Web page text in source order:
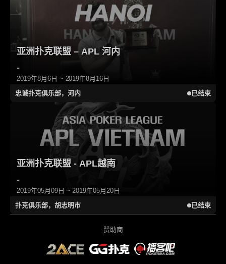
亚洲扑克联盟 – APL 河内
-
2019年8月6日 ~ 2019年8月16日
忠诚扑克俱乐部，河内
已结束
亚洲扑克联盟 - APL越南
-
2019年05月09日 ~ 2019年05月20日
扑克俱乐部，胡志明市
已结束
赞助商